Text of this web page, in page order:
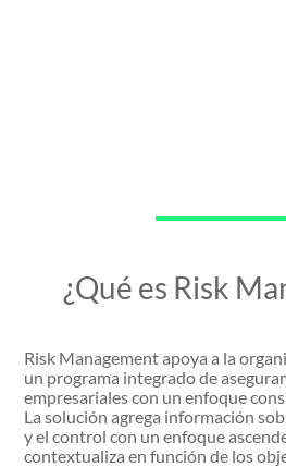
¿Qué es Risk
Risk Management apoya a la
un programa integrado de
empresariales con un enfoque
La solución agrega información
y el control con un enfoque
contextualiza en función de los